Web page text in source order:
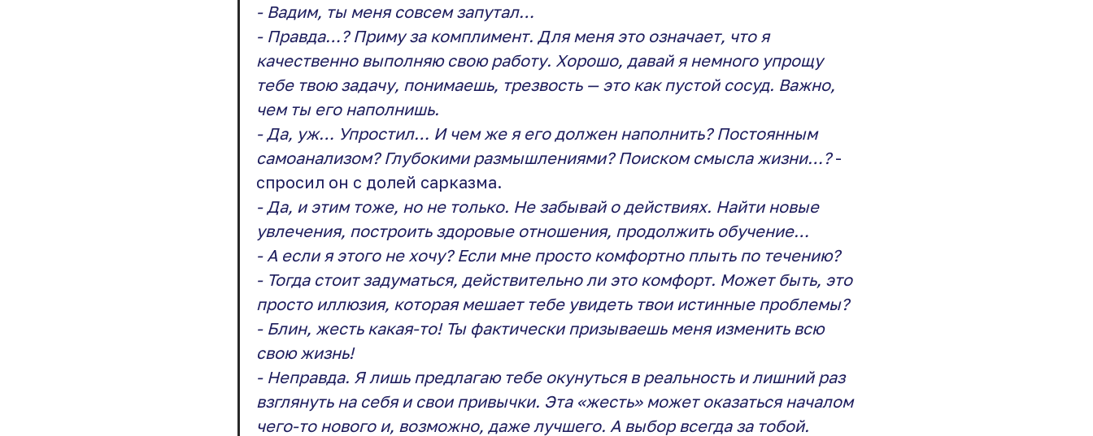
- Вадим, ты меня совсем запутал…
- Правда…? Приму за комплимент. Для меня это означает, что я
качественно выполняю свою работу. Хорошо, давай я немного упрощу
тебе твою задачу, понимаешь, трезвость — это как пустой сосуд. Важно,
чем ты его наполнишь.
- Да, уж… Упростил… И чем же я его должен наполнить? Постоянным
самоанализом? Глубокими размышлениями? Поиском смысла жизни…?-
спросил он с долей сарказма.
- Да, и этим тоже, но не только. Не забывай о действиях. Найти новые
увлечения, построить здоровые отношения, продолжить обучение…
- А если я этого не хочу? Если мне просто комфортно плыть по течению?
- Тогда стоит задуматься, действительно ли это комфорт. Может быть, это
просто иллюзия, которая мешает тебе увидеть твои истинные проблемы?
- Блин, жесть какая-то! Ты фактически призываешь меня изменить всю
свою жизнь!
- Неправда. Я лишь предлагаю тебе окунуться в реальность и лишний раз
взглянуть на себя и свои привычки. Эта «жесть» может оказаться началом
чего-то нового и, возможно, даже лучшего. А выбор всегда за тобой.